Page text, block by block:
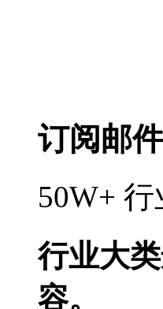
订阅邮件
50W+
行业大
容。